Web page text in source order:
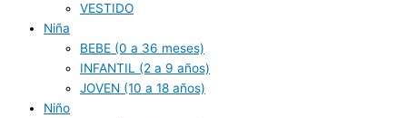
VESTIDO
Niña
BEBE (0 a 36 meses)
INFANTIL (2 a 9 años)
JOVEN (10 a 18 años)
Niño